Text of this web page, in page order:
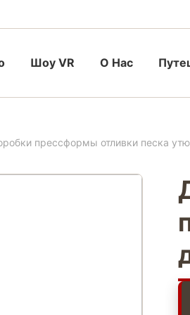
Шоу VR О Нас
прессформы отливки песка